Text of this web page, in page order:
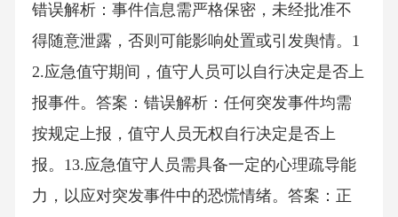
错误解析：事件信息需严格保密，未经批准不
得随意泄露，否则可能影响处置或引发舆情。1
2.应急值守期间，值守人员可以自行决定是否上
报事件。答案：错误解析：任何突发事件均需
按规定上报，值守人员无权自行决定是否上
报。13.应急值守人员需具备一定的心理疏导能
力，以应对突发事件中的恐慌情绪。答案：正